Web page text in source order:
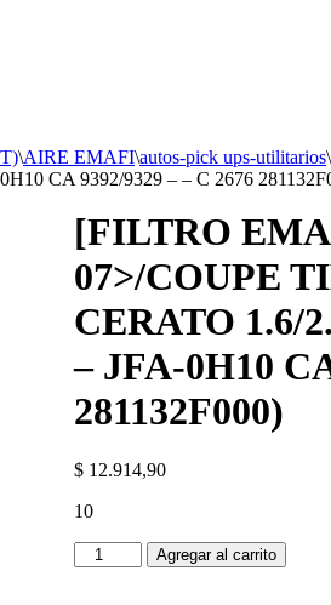
\AIRE EMAFI\autos-pick ups-utilitarios\
CA 9392/9329 – – C 2676
[FILTRO
07>/COUPE
CERATO 1.6/
– JFA-0H10
281132F000)
$12.914,90
10
[FILTRO
EMAFI]
Agregar al carrito